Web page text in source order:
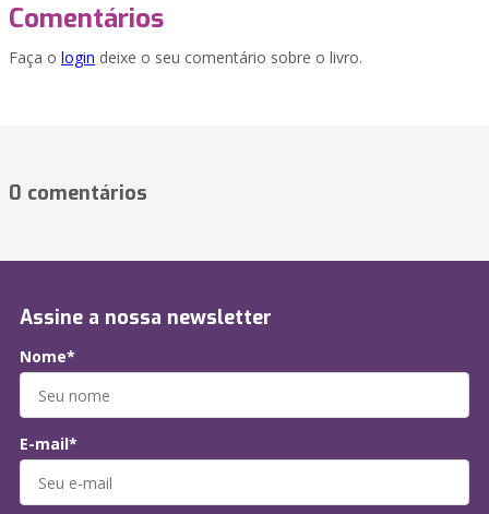
Comentários
Faça o login deixe o seu comentário sobre o livro.
0 comentários
Assine a nossa newsletter
Nome*
E-mail*